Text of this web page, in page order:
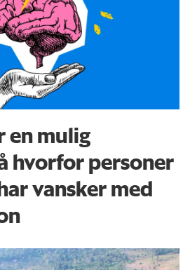
en mulig
hvorfor personer
vansker med